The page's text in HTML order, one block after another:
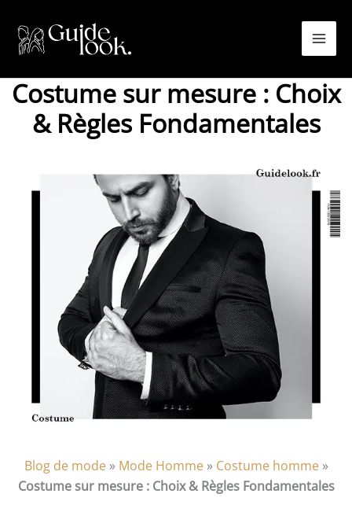
contenu
Costume sur mesure : Choix
& Règles Fondamentales
Blog de mode» Mode Homme» Costume homme»
Costume sur mesure : Choix & Règles Fondamentales